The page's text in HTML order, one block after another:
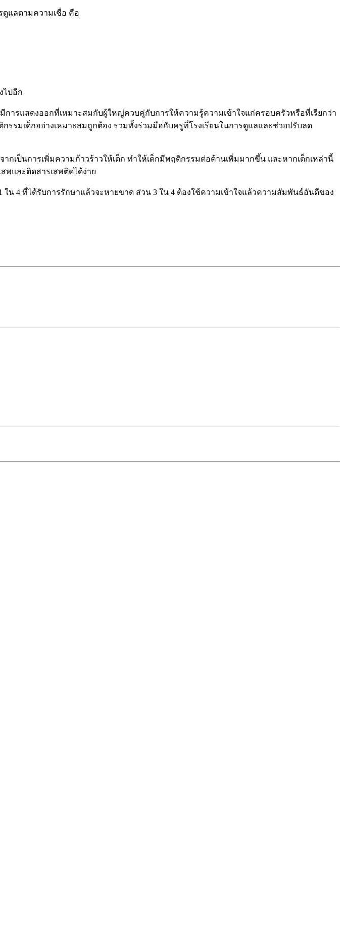
ดูแลตามความเชื่อ คือ
ไปอีก
ารแสดงออกที่เหมาะสมกับผู้ใหญ่ควบคู่กับการให้ความรู้ความเข้าใจแก่ครอบครัวหรือที่เรียกว่า
รมเด็กอย่างเหมาะสมถูกต้อง รวมทั้งร่วมมือกับครูที่โรงเรียนในการดูแลและช่วยปรับลด
เป็นการเพิ่มความก้าวร้าวให้เด็ก ทำให้เด็กมีพฤติกรรมต่อต้านเพิ่มมากขึ้น และหากเด็กเหล่านี้
พและติดสารเสพติดได้ง่าย
4 ที่ได้รับการรักษาแล้วจะหายขาด ส่วน 3 ใน 4 ต้องใช้ความเข้าใจแล้วความสัมพันธ์อันดีของ